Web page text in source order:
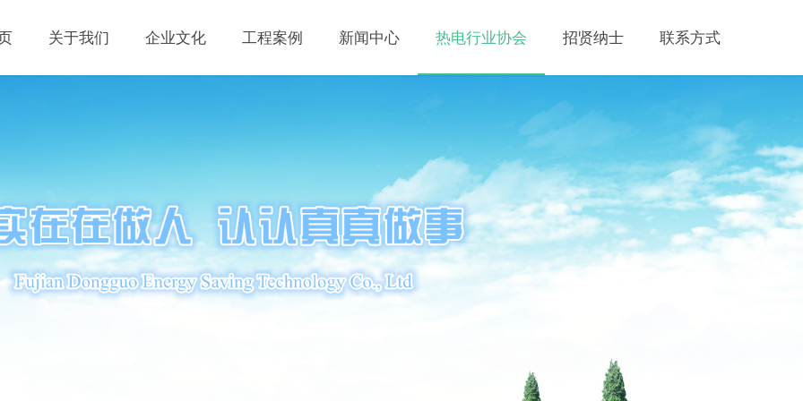
关于我们 企业文化 工程案例 新闻中心 热电行业协会 招贤纳士 联系方式